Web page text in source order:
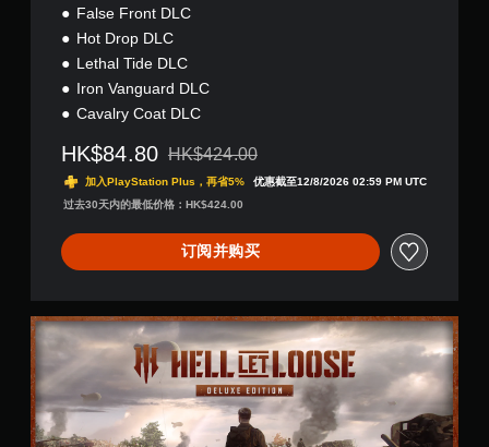
False Front DLC
Hot Drop DLC
Lethal Tide DLC
Iron Vanguard DLC
Cavalry Coat DLC
HK$84.80 从原价HK$424.00折扣优惠
HK$424.00
加入PlayStation Plus，再省5%
优惠截至12/8/2026 02:59 PM UTC
过去30天内的最低价格：HK$424.00
订阅并购买
D
l
u
x
e
E